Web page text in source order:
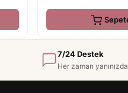
7/24 Destek
Her zaman